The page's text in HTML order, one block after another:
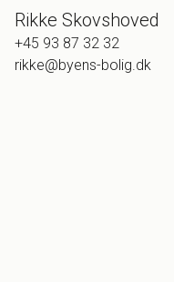
opholdsafdeling, fint,
soveafsnit med
to. Alt fremstår velholdt
Rikke Skovshoved
+45 93 87 32 32
rikke@byens-bolig.dk